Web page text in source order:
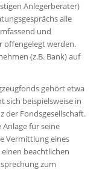
Anlegerberater)
alle
und
offengelegt werden.
(z.B. Bank) auf
gehört etwa
sich beispielsweise in
der Fondsgesellschaft.
für seine
Vermittlung eines
beachtlichen
zum